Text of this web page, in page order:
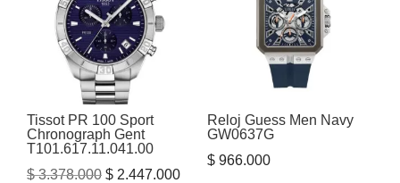
Tissot PR 100 Sport
Chronograph Gent
T101.617.11.041.00
$3.378.000 El
$ 2.447.000El
Reloj Guess Men Navy
GW0637G
$966.000